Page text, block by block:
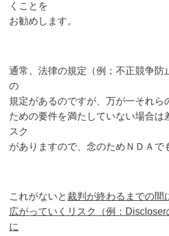
くことを
お勧めします。
通常、法律の規定（例；不正競争防
の
規定があるのですが、万が一それら
ための要件を満たしていない場合は
スク
がありますので、念のためＮＤＡで
これがないと 裁判が終わるまでの間
広がっていくリスク（例：Discloser
に